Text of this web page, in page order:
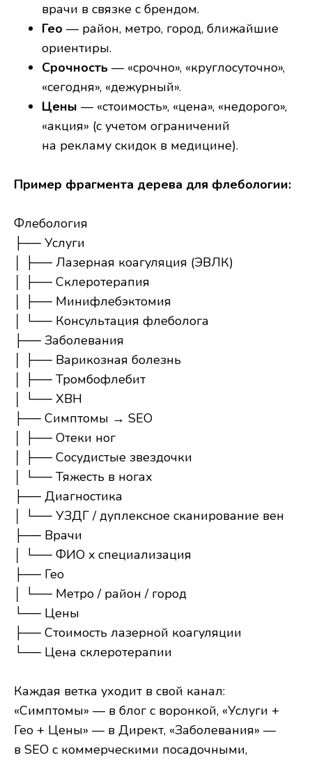
врачи в связке с брендом.
Гео — район, метро, город, ближайшие
ориентиры.
Срочность — «срочно», «круглосуточно»,
«сегодня», «дежурный».
Цены — «стоимость», «цена», «недорого»,
«акция» (с учетом ограничений
на рекламу скидок в медицине).
Пример фрагмента дерева для флебологии:
Флебология
├── Услуги
│ ├── Лазерная коагуляция (ЭВЛК)
│ ├── Склеротерапия
│ ├── Минифлебэктомия
│ └── Консультация флеболога
├── Заболевания
│ ├── Варикозная болезнь
│ ├── Тромбофлебит
│ └── ХВН
├── Симптомы → SEO
│ ├── Отеки ног
│ ├── Сосудистые звездочки
│ └── Тяжесть в ногах
├── Диагностика
│ └── УЗДГ / дуплексное сканирование вен
├── Врачи
│ └── ФИО x специализация
├── Гео
│ └── Метро / район / город
└── Цены
├── Стоимость лазерной коагуляции
└── Цена склеротерапии
Каждая ветка уходит в свой канал:
«Симптомы» — в блог с воронкой, «Услуги +
Гео + Цены» — в Директ, «Заболевания» —
в SEO с коммерческими посадочными,